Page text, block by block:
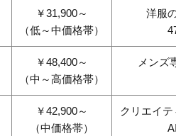
￥31,900～
（低～中価格帯）
洋服
￥48,400～
（中～高価格帯）
メンズ
￥42,900～
（中価格帯）
クリエイ